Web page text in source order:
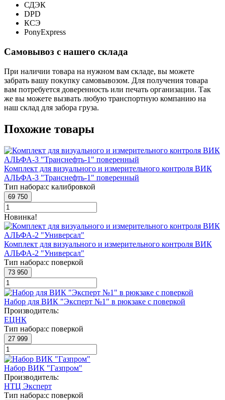
СДЭК
DPD
КСЭ
PonyExpress
Самовывоз с нашего склада
При наличии товара на нужном вам складе, вы можете
забрать вашу покупку самовывозом. Для получения товара
вам потребуется доверенность или печать организации. Так
же вы можете вызвать любую транспортную компанию на
наш склад для забора груза.
Похожие товары
Комплект для визуального и измерительного контроля ВИК
АЛЬФА-3 "Транснефть-1" поверенный
Тип набора:с калибровкой
69 750
Новинка!
Комплект для визуального и измерительного контроля ВИК
АЛЬФА-2 "Универсал"
Тип набора:с поверкой
73 950
Набор для ВИК "Эксперт №1" в рюкзаке с поверкой
Производитель:
ЕЦНК
Тип набора:с поверкой
27 999
Набор ВИК "Газпром"
Производитель:
НТЦ Эксперт
Тип набора:с поверкой